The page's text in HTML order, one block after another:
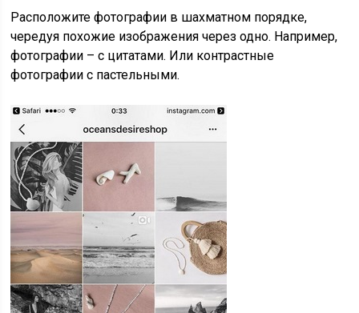
Расположите фотографии в шахматном порядке,
чередуя похожие изображения через одно. Например,
фотографии – с цитатами. Или контрастные
фотографии с пастельными.